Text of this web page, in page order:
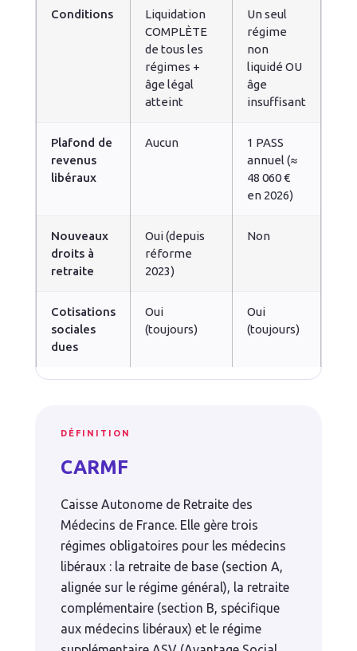
Conditions
Liquidation
COMPLÈTE
de tous les
régimes +
âge légal
atteint
Un seul
régime
non
liquidé OU
âge
insuffisant
Plafond de
revenus
libéraux
Aucun
1 PASS
annuel (≈
48 060 €
en 2026)
Nouveaux
droits à
retraite
Oui (depuis
réforme
2023)
Non
Cotisations
sociales
dues
Oui
(toujours)
Oui
(toujours)
DÉFINITION
CARMF
Caisse Autonome de Retraite des
Médecins de France. Elle gère trois
régimes obligatoires pour les médecins
libéraux : la retraite de base (section A,
alignée sur le régime général), la retraite
complémentaire (section B, spécifique
aux médecins libéraux) et le régime